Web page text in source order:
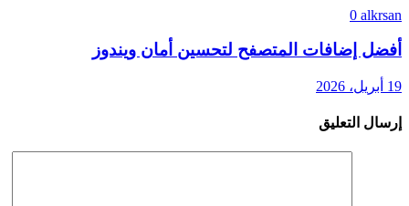
alkrsan
0
أفضل إضافات المتصفح لتحسين أمان ويندوز
19 أبريل، 2026
إرسال التعليق